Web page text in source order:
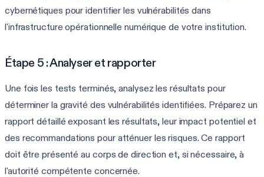
cybernétiques pour identifier les vulnérabilités dans
l'infrastructure opérationnelle numérique de votre institution.
Étape 5 : Analyser et rapporter
Une fois les tests terminés, analysez les résultats pour
déterminer la gravité des vulnérabilités identifiées. Préparez un
rapport détaillé exposant les résultats, leur impact potentiel et
des recommandations pour atténuer les risques. Ce rapport
doit être présenté au corps de direction et, si nécessaire, à
l'autorité compétente concernée.